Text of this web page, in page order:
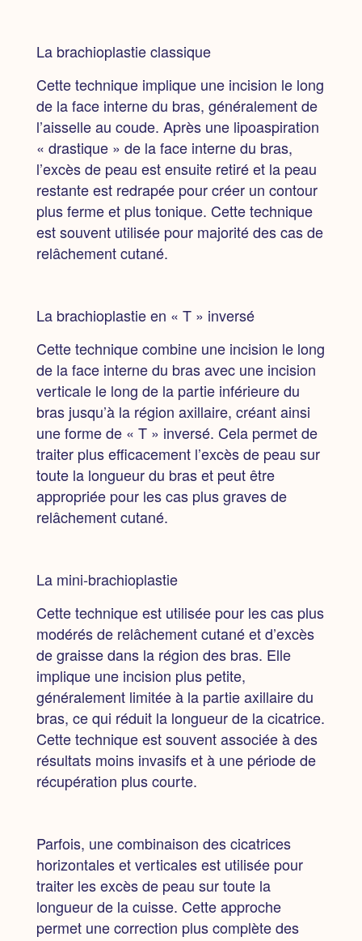
La brachioplastie classique
Cette technique implique une incision le long
de la face interne du bras, généralement de
l’aisselle au coude. Après une lipoaspiration
« drastique » de la face interne du bras,
l’excès de peau est ensuite retiré et la peau
restante est redrapée pour créer un contour
plus ferme et plus tonique. Cette technique
est souvent utilisée pour majorité des cas de
relâchement cutané.
La brachioplastie en « T » inversé
Cette technique combine une incision le long
de la face interne du bras avec une incision
verticale le long de la partie inférieure du
bras jusqu’à la région axillaire, créant ainsi
une forme de « T » inversé. Cela permet de
traiter plus efficacement l’excès de peau sur
toute la longueur du bras et peut être
appropriée pour les cas plus graves de
relâchement cutané.
La mini-brachioplastie
Cette technique est utilisée pour les cas plus
modérés de relâchement cutané et d’excès
de graisse dans la région des bras. Elle
implique une incision plus petite,
généralement limitée à la partie axillaire du
bras, ce qui réduit la longueur de la cicatrice.
Cette technique est souvent associée à des
résultats moins invasifs et à une période de
récupération plus courte.
Parfois, une combinaison des cicatrices
horizontales et verticales est utilisée pour
traiter les excès de peau sur toute la
longueur de la cuisse. Cette approche
permet une correction plus complète des